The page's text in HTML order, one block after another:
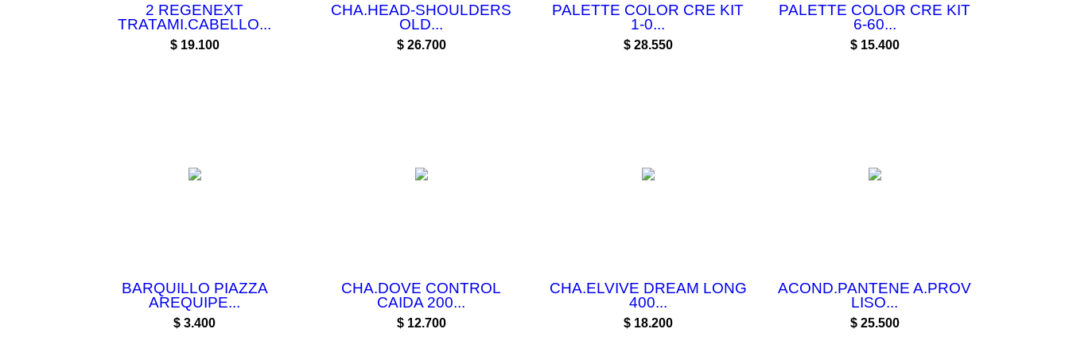
2 REGENEXT
TRATAMI.CABELLO...
Precio
$ 19.100
CHA.HEAD-SHOULDERS
OLD...
Precio
$ 26.700
PALETTE COLOR CRE KIT
1-0...
Precio
$ 28.550
PALETTE COLOR CRE KIT
6-60...
Precio
$ 15.400
BARQUILLO PIAZZA
AREQUIPE...
Precio
$ 3.400
CHA.DOVE CONTROL
CAIDA 200...
Precio
$ 12.700
CHA.ELVIVE DREAM LONG
400...
Precio
$ 18.200
ACOND.PANTENE A.PROV
LISO...
Precio
$ 25.500